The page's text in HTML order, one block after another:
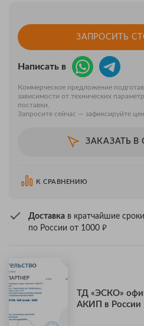
ЗАПРОСИТЬ
Написать в
Коммерческое предложение
зависимости от технических
поставки.
Запросите сейчас — зафиксируйте
ЗАКАЗАТЬ
К СРАВНЕНИЮ
Доставка в кратчайшие сроки
по России от 1000 ₽
ТД «ЭСКО»
АКИП в России